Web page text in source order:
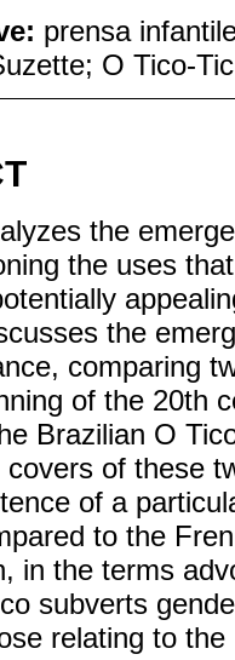
prensa
O Tico-
the
the uses
the
comparing
of the 20th
Brazilian O
covers of these
of a
to the
in the terms
subverts
relating to